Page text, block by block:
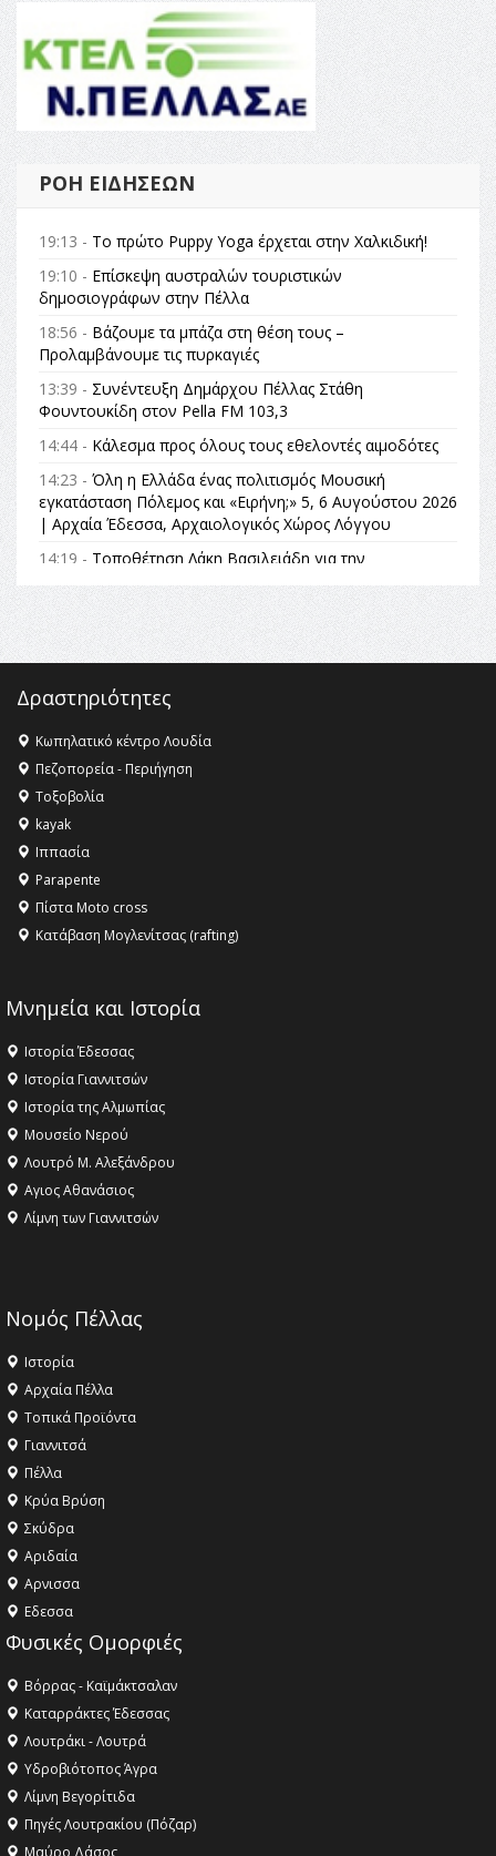
ΡΟΉ ΕΙΔΉΣΕΩΝ
19:13 - Το πρώτο Puppy Yoga έρχεται στην Χαλκιδική!
19:10 - Επίσκεψη αυστραλών τουριστικών
δημοσιογράφων στην Πέλλα
18:56 - Βάζουμε τα μπάζα στη θέση τους –
Προλαμβάνουμε τις πυρκαγιές
13:39 - Συνέντευξη Δημάρχου Πέλλας Στάθη
Φουντουκίδη στον Pella FM 103,3
14:44 - Κάλεσμα προς όλους τους εθελοντές αιμοδότες
14:23 - Όλη η Ελλάδα ένας πολιτισμός Μουσική
εγκατάσταση Πόλεμος και «Ειρήνη;» 5, 6 Αυγούστου 2026
| Αρχαία Έδεσσα, Αρχαιολογικός Χώρος Λόγγου
14:19 - Τοποθέτηση Λάκη Βασιλειάδη για την
Αναθεώρηση του Συντάγματος: «Σε τέτοιες κορυφαίες
θεσμικές διαδικασίες υπάρχει μόνο η ευθύνη απέναντι
στις επόμενες γενιές»
16:35 -Το πρόγραμμα του ΠΑΟΚ στον δεύτερο γύρο του
16:27 - Όλυμπος: Εντάχθηκε στον Κατάλογο Παγκόσμιας
Κληρονομιάς της UNESCO – Ομόφωνη η απόφαση Ο
Όλυμπος αναγνωρίστηκε ως φυσικό και πολιτιστικό
αγαθό εξέχουσας οικουμενικής αξίας για την
ανθρωπότητα
16:18 -
ΣΤΗΝ ΕΔΕΣΣΑ
Δραστηριότητες
Κωπηλατικό κέντρο Λουδία
Πεζοπορεία - Περιήγηση
Τοξοβολία
kayak
Ιππασία
Parapente
Πίστα Moto cross
Κατάβαση Μογλενίτσας (rafting)
Μνημεία και Ιστορία
Ιστορία Έδεσσας
Ιστορία Γιαννιτσών
Ιστορία της Αλμωπίας
Μουσείο Νερού
Λουτρό Μ. Αλεξάνδρου
Αγιος Αθανάσιος
Λίμνη των Γιαννιτσών
Νομός Πέλλας
Ιστορία
Αρχαία Πέλλα
Τοπικά Προϊόντα
Γιαννιτσά
Πέλλα
Κρύα Βρύση
Σκύδρα
Αριδαία
Aρνισσα
Eδεσσα
Φυσικές Ομορφιές
Βόρρας - Καϊμάκτσαλαν
Καταρράκτες Έδεσσας
Λουτράκι - Λουτρά
Υδροβιότοπος Άγρα
Λίμνη Βεγορίτιδα
Πηγές Λουτρακίου (Πόζαρ)